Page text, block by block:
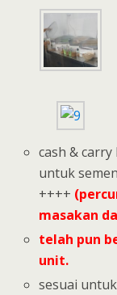
cash & carry
untuk
++++
masakan
telah pun
unit.
sesuai